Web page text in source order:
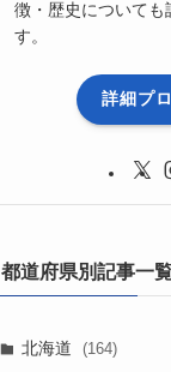
徴・歴史についても
す。
詳細プ
都道府県別記事一
北海道 (164)